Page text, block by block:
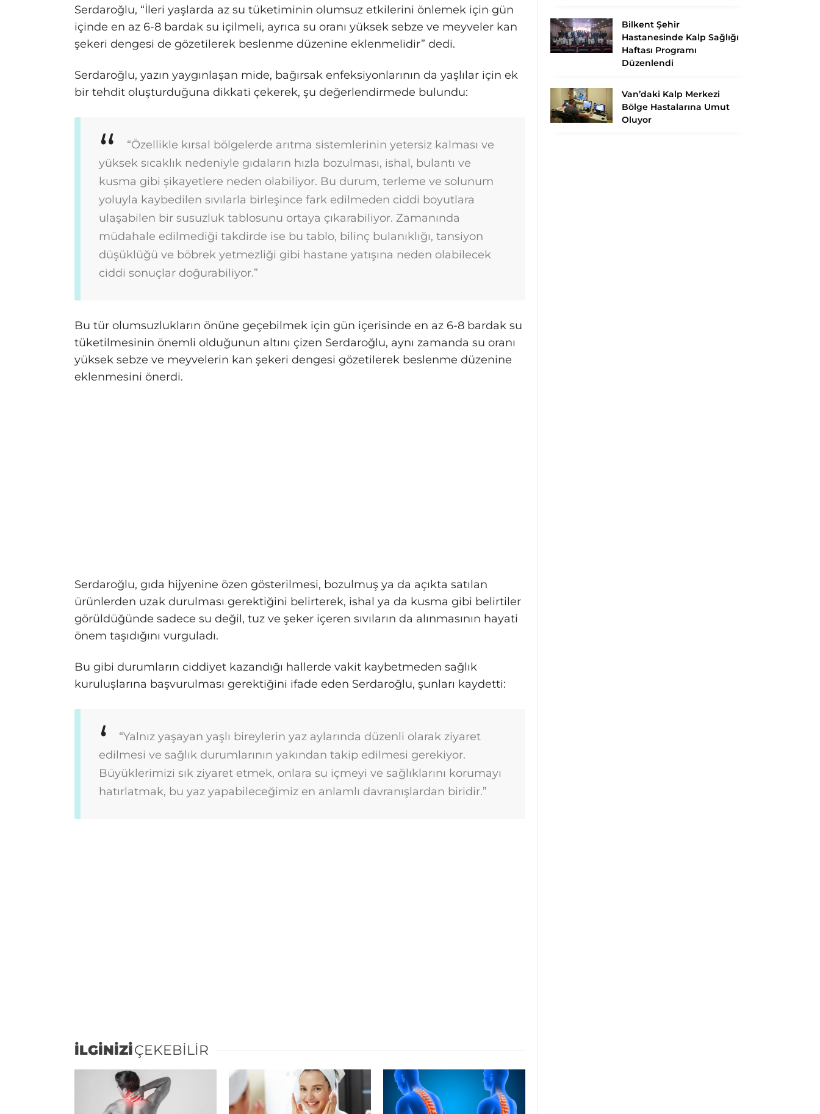
Serdaroğlu, “İleri yaşlarda az su tüketiminin olumsuz etkilerini önlemek için gün
içinde en az 6-8 bardak su içilmeli, ayrıca su oranı yüksek sebze ve meyveler kan
şekeri dengesi de gözetilerek beslenme düzenine eklenmelidir” dedi.
Serdaroğlu, yazın yaygınlaşan mide, bağırsak enfeksiyonlarının da yaşlılar için ek
bir tehdit oluşturduğuna dikkati çekerek, şu değerlendirmede bulundu:
“Özellikle kırsal bölgelerde arıtma sistemlerinin yetersiz kalması ve
yüksek sıcaklık nedeniyle gıdaların hızla bozulması, ishal, bulantı ve
kusma gibi şikayetlere neden olabiliyor. Bu durum, terleme ve solunum
yoluyla kaybedilen sıvılarla birleşince fark edilmeden ciddi boyutlara
ulaşabilen bir susuzluk tablosunu ortaya çıkarabiliyor. Zamanında
müdahale edilmediği takdirde ise bu tablo, bilinç bulanıklığı, tansiyon
düşüklüğü ve böbrek yetmezliği gibi hastane yatışına neden olabilecek
ciddi sonuçlar doğurabiliyor.”
Bu tür olumsuzlukların önüne geçebilmek için gün içerisinde en az 6-8 bardak su
tüketilmesinin önemli olduğunun altını çizen Serdaroğlu, aynı zamanda su oranı
yüksek sebze ve meyvelerin kan şekeri dengesi gözetilerek beslenme düzenine
eklenmesini önerdi.
Serdaroğlu, gıda hijyenine özen gösterilmesi, bozulmuş ya da açıkta satılan
ürünlerden uzak durulması gerektiğini belirterek, ishal ya da kusma gibi belirtiler
görüldüğünde sadece su değil, tuz ve şeker içeren sıvıların da alınmasının hayati
önem taşıdığını vurguladı.
Bu gibi durumların ciddiyet kazandığı hallerde vakit kaybetmeden sağlık
kuruluşlarına başvurulması gerektiğini ifade eden Serdaroğlu, şunları kaydetti:
“Yalnız yaşayan yaşlı bireylerin yaz aylarında düzenli olarak ziyaret
edilmesi ve sağlık durumlarının yakından takip edilmesi gerekiyor.
Büyüklerimizi sık ziyaret etmek, onlara su içmeyi ve sağlıklarını korumayı
hatırlatmak, bu yaz yapabileceğimiz en anlamlı davranışlardan biridir.”
İLGİNİZİÇEKEBİLİR
Bilkent Şehir
Hastanesinde Kalp Sağlığı
Haftası Programı
Düzenlendi
Van’daki Kalp Merkezi
Bölge Hastalarına Umut
Oluyor